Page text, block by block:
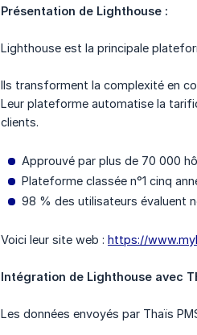
Présentation de Lighthouse :
Lighthouse est la principale
Ils transforment la complexité en
Leur plateforme automatise la
clients.
Approuvé par plus de 70 000
Plateforme classée n°1 cinq
98 % des utilisateurs évaluent
Voici leur site web : https://
Intégration de Lighthouse avec
Les données envoyés par Thaïs